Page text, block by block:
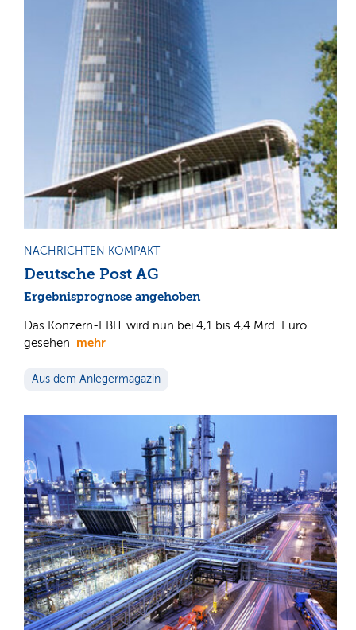
NACHRICHTEN KOMPAKT
Deutsche Post AG
Ergebnisprognose angehoben
Das Konzern-EBIT wird nun bei 4,1 bis 4,4 Mrd. Euro
gesehen mehr
Aus dem Anlegermagazin